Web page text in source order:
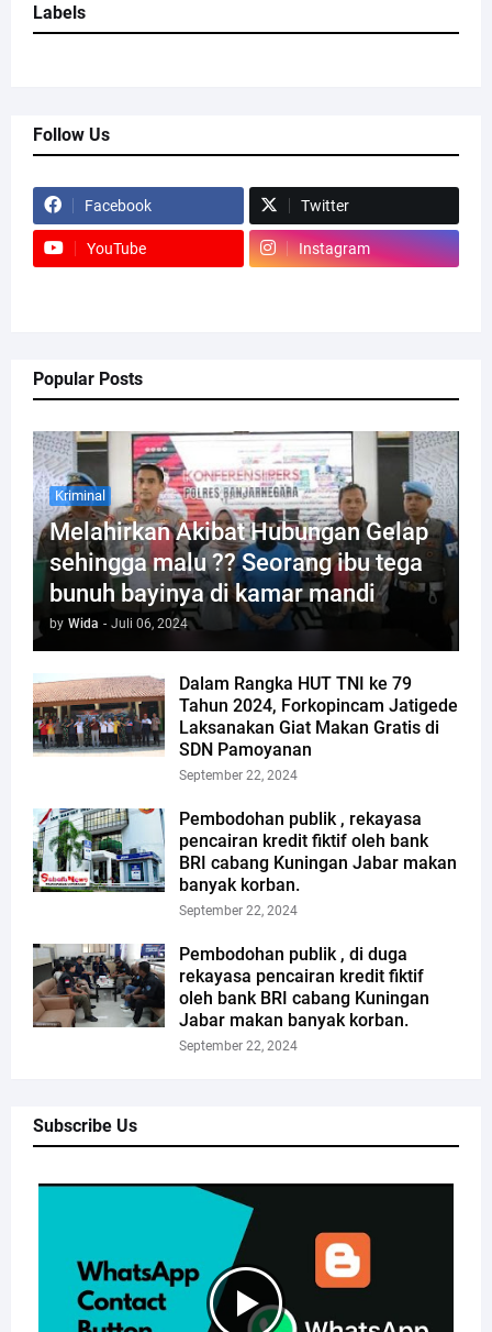
Labels
Follow Us
Facebook Twitter
YouTube Instagram
Popular Posts
Kriminal
Melahirkan Akibat Hubungan Gelap
sehingga malu ?? Seorang ibu tega
bunuh bayinya di kamar mandi
by Wida - Juli 06, 2024
Dalam Rangka HUT TNI ke 79
Tahun 2024, Forkopincam Jatigede
Laksanakan Giat Makan Gratis di
SDN Pamoyanan
September 22, 2024
Pembodohan publik , rekayasa
pencairan kredit fiktif oleh bank
BRI cabang Kuningan Jabar makan
banyak korban.
September 22, 2024
Pembodohan publik , di duga
rekayasa pencairan kredit fiktif
oleh bank BRI cabang Kuningan
Jabar makan banyak korban.
September 22, 2024
Subscribe Us